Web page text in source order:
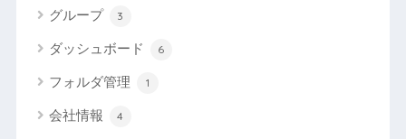
グループ 3
ダッシュボード 6
フォルダ管理 1
会社情報 4